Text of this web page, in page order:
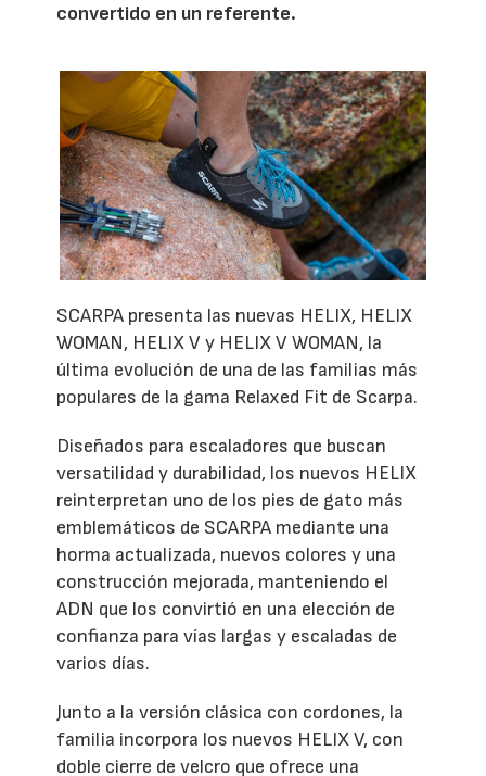
convertido en un referente.
SCARPA presenta las nuevas HELIX, HELIX
WOMAN, HELIX V y HELIX V WOMAN, la
última evolución de una de las familias más
populares de la gama Relaxed Fit de Scarpa.
Diseñados para escaladores que buscan
versatilidad y durabilidad, los nuevos HELIX
reinterpretan uno de los pies de gato más
emblemáticos de SCARPA mediante una
horma actualizada, nuevos colores y una
construcción mejorada, manteniendo el
ADN que los convirtió en una elección de
confianza para vías largas y escaladas de
varios días.
Junto a la versión clásica con cordones, la
familia incorpora los nuevos HELIX V, con
doble cierre de velcro que ofrece una